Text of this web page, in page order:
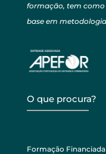
formação, tem como
base em
O que procura?
Formação Financiada